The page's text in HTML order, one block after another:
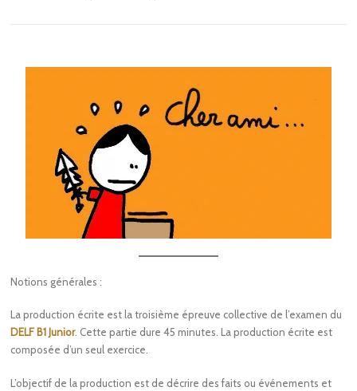
Notions générales :
La production écrite est la troisième épreuve collective de l’examen du
DELF B1 Junior. Cette partie dure 45 minutes. La production écrite est
composée d’un seul exercice.
L’objectif de la production est de décrire des faits ou événements et